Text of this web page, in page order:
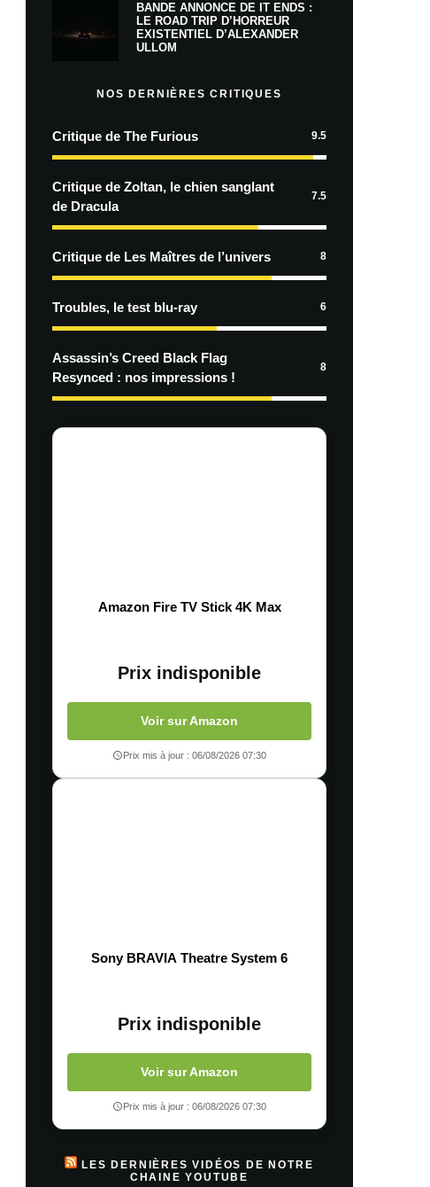
BANDE ANNONCE DE IT ENDS :
LE ROAD TRIP D’HORREUR
EXISTENTIEL D’ALEXANDER
ULLOM
NOS DERNIÈRES CRITIQUES
Critique de The Furious 9.5
Critique de Zoltan, le chien sanglant
de Dracula
7.5
Critique de Les Maîtres de l’univers 8
Troubles, le test blu-ray 6
Assassin’s Creed Black Flag
Resynced : nos impressions !
8
Amazon Fire TV Stick 4K Max
Prix indisponible
Voir sur Amazon
Prix mis à jour : 06/08/2026 07:30
Sony BRAVIA Theatre System 6
Prix indisponible
Voir sur Amazon
Prix mis à jour : 06/08/2026 07:30
LES DERNIÈRES VIDÉOS DE NOTRE
CHAINE YOUTUBE